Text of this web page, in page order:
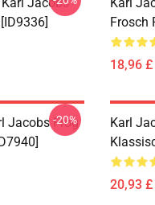
Frosch
18,96
Jacobs Frog
-20%
Karl
20,93